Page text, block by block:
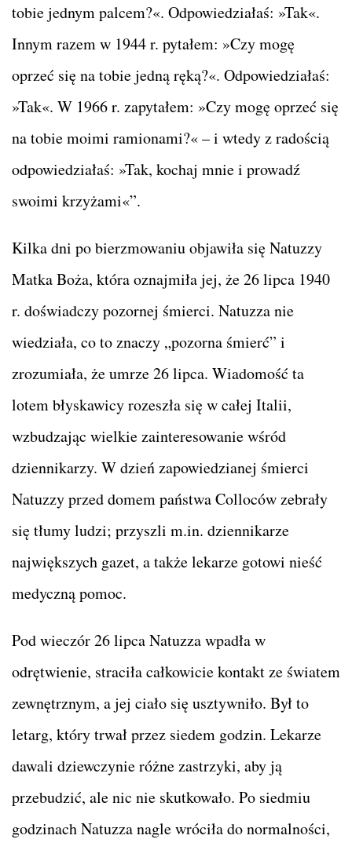
tobie jednym palcem?«. Odpowiedziałaś: »Tak«.
Innym razem w 1944 r. pytałem: »Czy mogę
oprzeć się na tobie jedną ręką?«. Odpowiedziałaś:
»Tak«. W 1966 r. zapytałem: »Czy mogę oprzeć się
na tobie moimi ramionami?« – i wtedy z radością
odpowiedziałaś: »Tak, kochaj mnie i prowadź
swoimi krzyżami«”.
Kilka dni po bierzmowaniu objawiła się Natuzzy
Matka Boża, która oznajmiła jej, że 26 lipca 1940
r. doświadczy pozornej śmierci. Natuzza nie
wiedziała, co to znaczy „pozorna śmierć” i
zrozumiała, że umrze 26 lipca. Wiadomość ta
lotem błyskawicy rozeszła się w całej Italii,
wzbudzając wielkie zainteresowanie wśród
dziennikarzy. W dzień zapowiedzianej śmierci
Natuzzy przed domem państwa Colloców zebrały
się tłumy ludzi; przyszli m.in. dziennikarze
największych gazet, a także lekarze gotowi nieść
medyczną pomoc.
Pod wieczór 26 lipca Natuzza wpadła w
odrętwienie, straciła całkowicie kontakt ze światem
zewnętrznym, a jej ciało się usztywniło. Był to
letarg, który trwał przez siedem godzin. Lekarze
dawali dziewczynie różne zastrzyki, aby ją
przebudzić, ale nic nie skutkowało. Po siedmiu
godzinach Natuzza nagle wróciła do normalności,